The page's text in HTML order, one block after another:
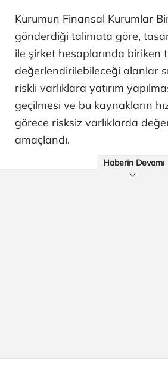
Kurumun Finansal Kurumlar
gönderdiği talimata göre,
ile şirket hesaplarında biriken
değerlendirilebileceği alanlar
riskli varlıklara yatırım
geçilmesi ve bu kaynakların
görece risksiz varlıklarda
amaçlandı.
Haberin Devamı